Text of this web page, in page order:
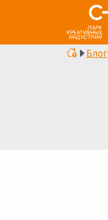
Блог